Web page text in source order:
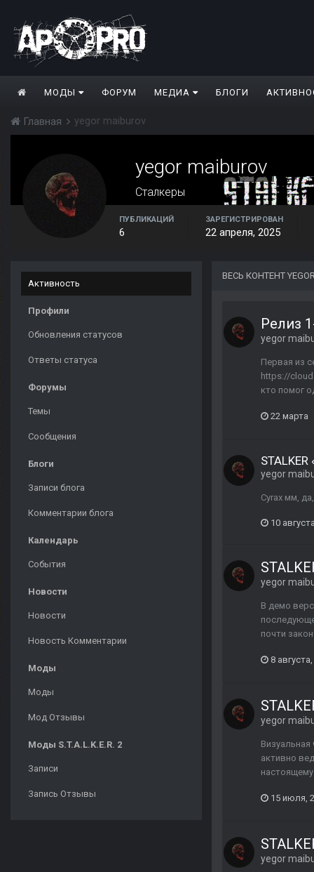
МОДЫ ФОРУМ МЕДИА БЛОГИ
Главная yegor maiburov
yegor maiburov
Сталкеры
ПУБЛИКАЦИЙ
6
ЗАРЕГИСТРИРОВАН
22 апреля, 2025
Активность
Профили
Обновления статусов
Ответы статуса
Форумы
Темы
Сообщения
Блоги
Записи блога
Комментарии блога
Календарь
События
Новости
Новости
Новость Комментарии
Моды
Моды
Мод Отзывы
Моды S.T.A.L.K.E.R. 2
Записи
Запись Отзывы
ВЕСЬ КОНТЕНТ
Релиз
yegor
Первая из
https://
кто помог
22 марта
yegor
Cyrax мм,
10
yegor
В демо
почти
8
yegor
активно
15 июля,
yegor